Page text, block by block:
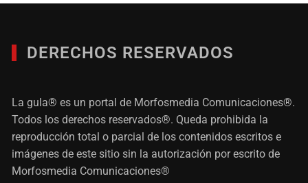
DERECHOS RESERVADOS
La gula® es un portal de Morfosmedia Comunicaciones®.
Todos los derechos reservados®. Queda prohibida la
reproducción total o parcial de los contenidos escritos e
imágenes de este sitio sin la autorización por escrito de
Morfosmedia Comunicaciones®